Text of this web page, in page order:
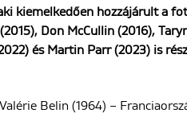
kiemelkedően hozzájárult a
Don McCullin (2016),
és Martin Parr (2023) is
Valérie Belin (1964) –